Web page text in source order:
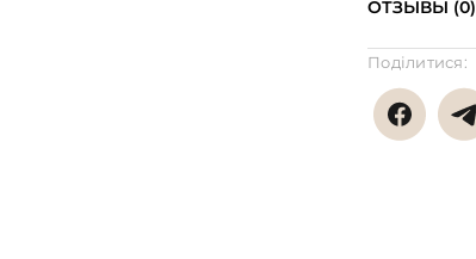
ОТЗЫВЫ (0)
Поділитися: